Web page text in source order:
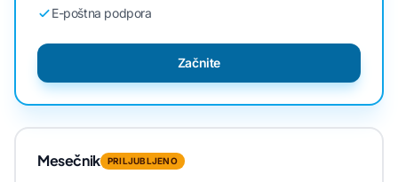
E-poštna podpora
Začnite
Mesečnik PRILJUBLJENO